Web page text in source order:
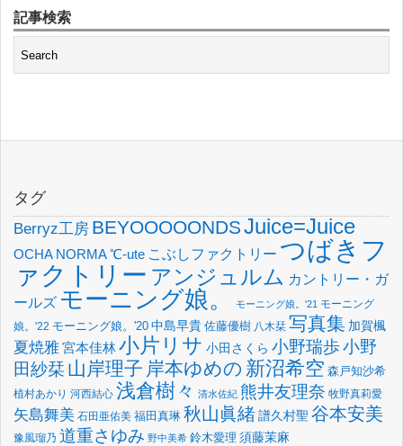
記事検索
タグ
Berryz工房 BEYOOOOONDSJuice=Juice
OCHA NORMA℃-ute こぶしファクトリー つばきフ
ァクトリー アンジュルム カントリー・ガ
ールズ モーニング娘。 モーニング娘。'21 モーニング
娘。'22 モーニング娘。'20 中島早貴 佐藤優樹 八木栞 写真集 加賀楓
夏焼雅宮本佳林小片リサ 小田さくら 小野瑞歩小野
田紗栞 山岸理子 岸本ゆめの 新沼希空 森戸知沙希
植村あかり 河西結心 浅倉樹々 清水佐紀 熊井友理奈 牧野真莉愛
矢島舞美 石田亜佑美 福田真琳 秋山眞緒譜久村聖 谷本安美
豫風瑠乃 道重さゆみ 野中美希 鈴木愛理 須藤茉麻